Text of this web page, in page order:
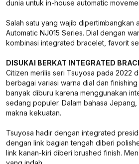
dunia untuk in-house automatic
Salah satu yang wajib dipertimbangkan
Automatic NJ015 Series. Dial dengan
kombinasi integrated bracelet, favorit
DISUKAI BERKAT INTEGRATED
Citizen merilis seri Tsuyosa pada 2022
berbagai variasi warna dial dan finishing
banyak diburu karena menggunakan
sedang populer. Dalam bahasa Jepang,
makna kekuatan.
Tsuyosa hadir dengan integrated
dengan link bagian tengah diberi
link kanan-kiri diberi brushed finish.